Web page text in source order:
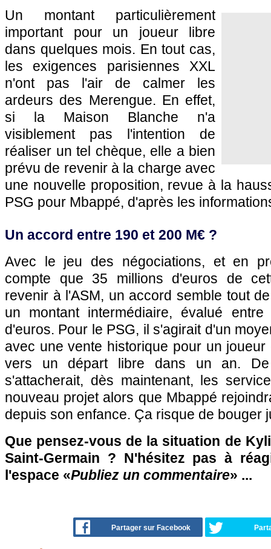
Un montant particulièrement
important pour un joueur libre
dans quelques mois. En tout cas,
les exigences parisiennes XXL
n'ont pas l'air de calmer les
ardeurs des Merengue. En effet,
si la Maison Blanche n'a
visiblement pas l'intention de
réaliser un tel chèque, elle a bien
prévu de revenir à la charge avec
une nouvelle proposition, revue à la
PSG pour Mbappé, d'après les
Un accord entre 190 et 200 M€ ?
Avec le jeu des négociations, et en
compte que 35 millions d'euros de
revenir à l'ASM, un accord semble tout
un montant intermédiaire, évalué
d'euros. Pour le PSG, il s'agirait d'un
avec une vente historique pour un
vers un départ libre dans un an.
s'attacherait, dès maintenant, les
nouveau projet alors que Mbappé
depuis son enfance. Ça risque de
Que pensez-vous de la situation de
Saint-Germain ? N'hésitez pas à
l'espace «Publiez un commentaire» ...
Partager sur Facebook